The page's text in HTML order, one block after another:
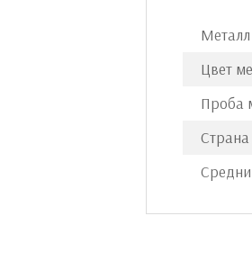
Металл
Цвет
Проба
Страна